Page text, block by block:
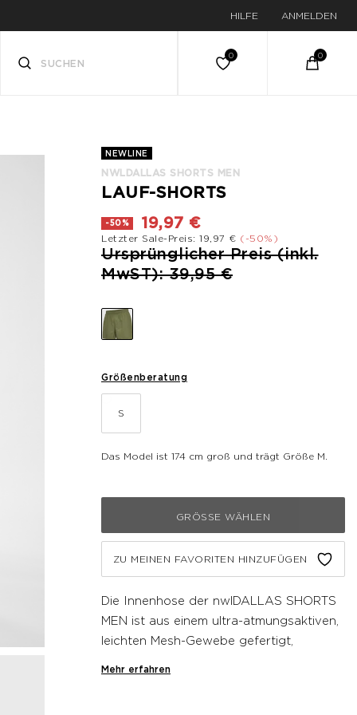
HILFE ANMELDEN
NEWLINE
NWLDALLAS SHORTS MEN
LAUF-SHORTS
-50% 19,97 €
Letzter Sale-Preis: 19,97 € (-50%)
Preis reduziert von
Ursprünglicher Preis (inkl.
MwST): 39,95 €bis
Größenberatung
S
Das Model ist 174 cm groß und trägt Größe M.
GRÖSSE WÄHLEN
ZU MEINEN FAVORITEN HINZUFÜGEN
Die Innenhose der nwlDALLAS SHORTS
MEN ist aus einem ultra-atmungsaktiven,
leichten Mesh-Gewebe gefertigt,
Mehr erfahren